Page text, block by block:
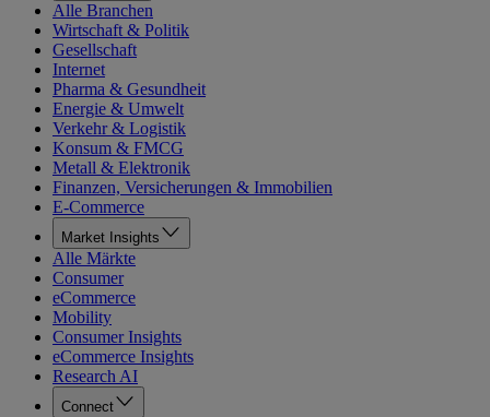
Alle Branchen
Wirtschaft & Politik
Gesellschaft
Internet
Pharma & Gesundheit
Energie & Umwelt
Verkehr & Logistik
Konsum & FMCG
Metall & Elektronik
Finanzen, Versicherungen & Immobilien
E-Commerce
Market Insights
Alle Märkte
Consumer
eCommerce
Mobility
Consumer Insights
eCommerce Insights
Research AI
Connect